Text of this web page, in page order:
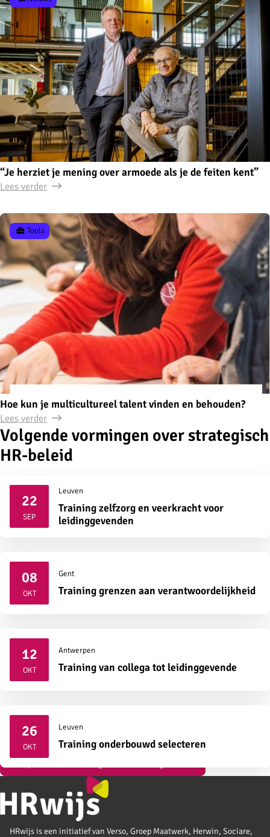
“Je herziet je mening over armoede als je de feiten kent”
Lees verder
Hoe kun je multicultureel talent vinden en behouden?
Tools
Lees verder
Volgende vormingen over strategisch
HR-beleid
22
SEP2026
Leuven
Training zelfzorg en veerkracht voor
leidinggevenden
08
OKT2026
Gent
Training grenzen aan verantwoordelijkheid
12
OKT2026
Antwerpen
Training van collega tot leidinggevende
26
OKT2026
Leuven
Training onderbouwd selecteren
HRwijs is een initiatief van Verso, Groep Maatwerk, Herwin, Sociare,